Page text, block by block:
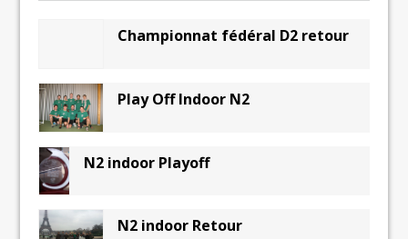
Championnat fédéral D2 retour
Play Off Indoor N2
N2 indoor Playoff
N2 indoor Retour